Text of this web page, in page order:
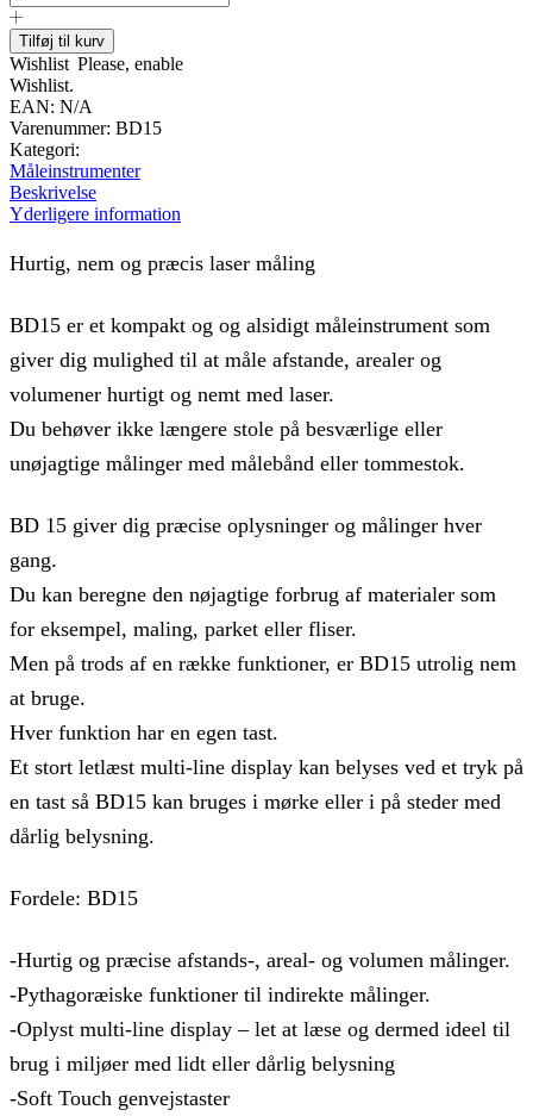
Laser
afstandsmåler
antal
Tilføj til kurv
Wishlist Please, enable
Wishlist.
EAN: N/A
Varenummer: BD15
Kategori:
Måleinstrumenter
Beskrivelse
Yderligere information
Hurtig, nem og præcis laser måling
BD15 er et kompakt og og alsidigt måleinstrument som
giver dig mulighed til at måle afstande, arealer og
volumener hurtigt og nemt med laser.
Du behøver ikke længere stole på besværlige eller
unøjagtige målinger med målebånd eller tommestok.
BD 15 giver dig præcise oplysninger og målinger hver
gang.
Du kan beregne den nøjagtige forbrug af materialer som
for eksempel, maling, parket eller fliser.
Men på trods af en række funktioner, er BD15 utrolig nem
at bruge.
Hver funktion har en egen tast.
Et stort letlæst multi-line display kan belyses ved et tryk på
en tast så BD15 kan bruges i mørke eller i på steder med
dårlig belysning.
Fordele: BD15
-Hurtig og præcise afstands-, areal- og volumen målinger.
-Pythagoræiske funktioner til indirekte målinger.
-Oplyst multi-line display – let at læse og dermed ideel til
brug i miljøer med lidt eller dårlig belysning
-Soft Touch genvejstaster